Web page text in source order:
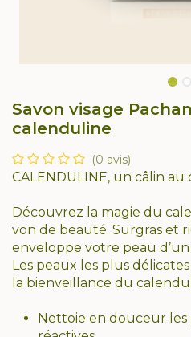
Savon visage
calenduline
(0 avis)
CALENDULINE, un câlin au
Découvrez la magie du
von de beauté. Surgras et
enveloppe votre peau
Les peaux les plus
la bienveillance du
Nettoie en douceur les